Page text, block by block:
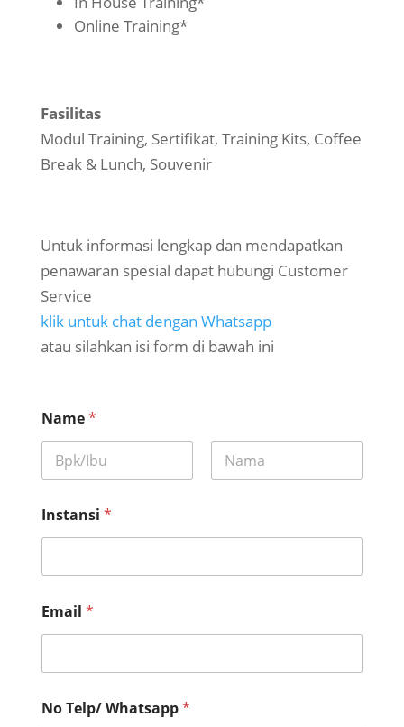
Online Training*
Fasilitas
Modul Training, Sertifikat, Training Kits, Coffee
Break & Lunch, Souvenir
Untuk informasi lengkap dan mendapatkan
penawaran spesial dapat hubungi Customer
Service
klik untuk chat dengan Whatsapp
atau silahkan isi form di bawah ini
Name*
Instansi *
Email *
No Telp/ Whatsapp*